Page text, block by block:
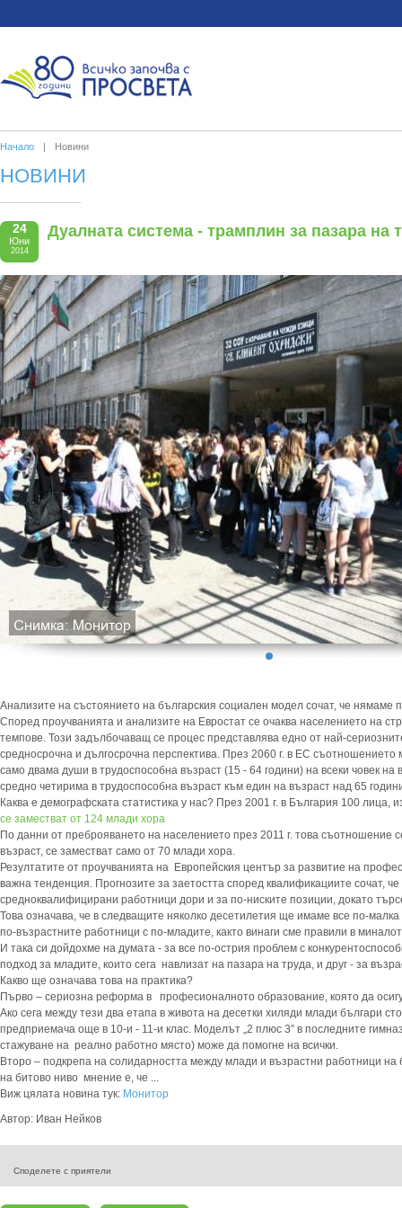
Начало | Новини
НОВИНИ
24
Юни
2014
Дуалната система - трамплин за пазара на
Анализите на състоянието на българския социален модел сочат, че нямаме
Според проучванията и анализите на Евростат се очаква населението на
темпове. Този задълбочаващ се процес представлява едно от най-
средносрочна и дългосрочна перспектива. През 2060 г. в ЕС
само двама души в трудоспособна възраст (15 - 64 години) на всеки човек
средно четирима в трудоспособна възраст към един на възраст над 65
Каква е демографската статистика у нас? През 2001 г. в България 100 лица,
се заместват от 124 млади хора
По данни от преброяването на населението през 2011 г. това
възраст, се заместват само от 70 млади хора.
Резултатите от проучванията на Европейския център за развитие на
важна тенденция. Прогнозите за заетостта според квалификациите сочат,
средноквалифицирани работници дори и за по-ниските позиции, докато
Това означава, че в следващите няколко десетилетия ще имаме все по-
по-възрастните работници с по-младите, както винаги сме правили в
И така си дойдохме на думата - за все по-острия проблем с
подход за младите, които сега навлизат на пазара на труда, и друг - за
Какво ще означава това на практика?
Първо – сериозна реформа в професионалното образование, която да
Ако сега между тези два етапа в живота на десетки хиляди млади българи
предприемача още в 10-и - 11-и клас. Моделът „2 плюс 3” в последните
стажуване на реално работно място) може да помогне на всички.
Второ – подкрепа на солидарността между млади и възрастни работници
на битово ниво мнение е, че ...
Виж цялата новина тук: Монитор
Автор: Иван Нейков
Споделете с приятели